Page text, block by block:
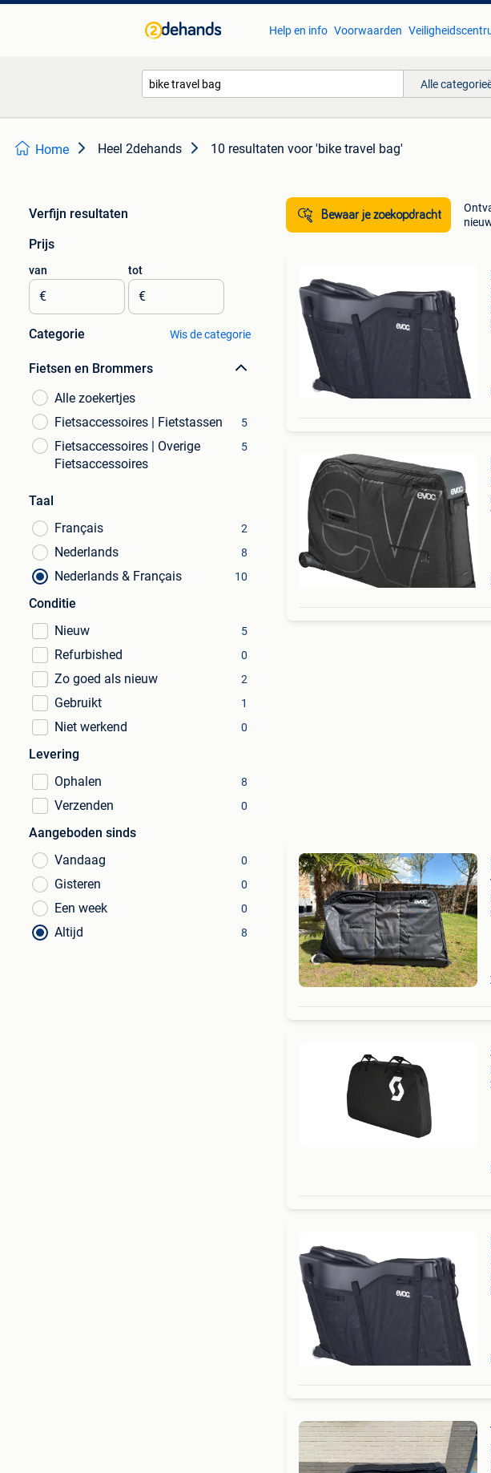
Help en info Voorwaarden
Alle
Home Heel 2dehands 10 resultaten voor 'bike travel bag'
Verfijn resultaten
Prijs
van
€
tot
€
Categorie Wis de categorie
Fietsen en Brommers
Alle zoekertjes
Fietsaccessoires | Fietstassen
5
Fietsaccessoires | Overige
Fietsaccessoires
5
Taal
Français
2
Nederlands 8
Nederlands & Français 10
Conditie
Nieuw
5
Refurbished 0
Zo goed als nieuw 2
Gebruikt 1
Niet werkend 0
Levering
Ophalen
8
Verzenden 0
Aangeboden sinds
Vandaag
0
Gisteren 0
Een week 0
Altijd 8
Bewaar je zoekopdracht